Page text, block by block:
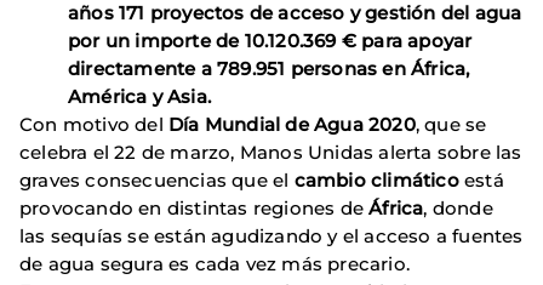
años 171 proyectos de acceso y gestión del agua
por un importe de 10.120.369 € para apoyar
directamente a 789.951 personas en África,
América y Asia.
Con motivo del Día Mundial de Agua 2020, que se
celebra el 22 de marzo, Manos Unidas alerta sobre las
graves consecuencias que el cambio climáticoestá
provocando en distintas regiones deÁfrica, donde
las sequías se están agudizando y el acceso a fuentes
de agua segura es cada vez más precario.